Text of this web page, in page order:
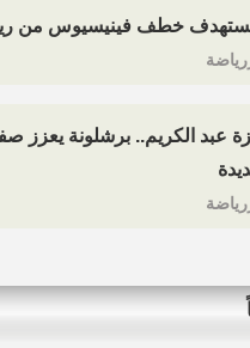
يستهدف خطف فينيسيوس من
عبد الكريم.. برشلونة يعزز